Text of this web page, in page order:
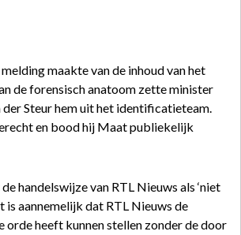
maakte van de inhoud van het
de forensisch anatoom zette minister
Steur hem uit het identificatieteam.
en bood hij Maat publiekelijk
handelswijze van RTL Nieuws als ‘niet
is aannemelijk dat RTL Nieuws de
orde heeft kunnen stellen zonder de door